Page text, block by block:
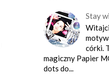
Stay
córki.
magiczny Papier
dots do...